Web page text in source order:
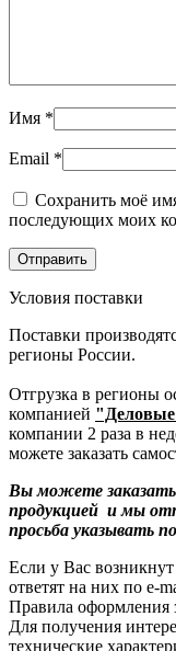
Имя *
Email *
Сохранить моё
последующих моих
Условия поставки
Поставки
регионы России.
Отгрузка в регионы
компанией
компании 2 раза в
можете заказать
Вы можете
продукцией и мы
просьба указывать
Если у Вас
ответят на них по e-
Правила оформления
Для получения
технические